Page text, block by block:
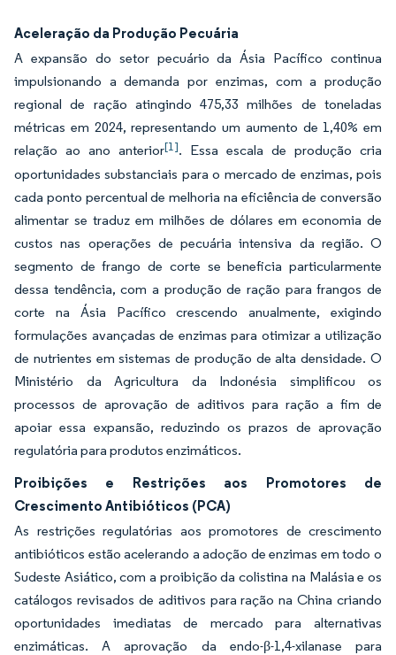
Aceleração da Produção Pecuária
A expansão do setor pecuário da Ásia Pacífico continua
impulsionando a demanda por enzimas, com a produção
regional de ração atingindo 475,33 milhões de toneladas
métricas em 2024, representando um aumento de 1,40% em
relação ao ano anterior[1]. Essa escala de produção cria
oportunidades substanciais para o mercado de enzimas, pois
cada ponto percentual de melhoria na eficiência de conversão
alimentar se traduz em milhões de dólares em economia de
custos nas operações de pecuária intensiva da região. O
segmento de frango de corte se beneficia particularmente
dessa tendência, com a produção de ração para frangos de
corte na Ásia Pacífico crescendo anualmente, exigindo
formulações avançadas de enzimas para otimizar a utilização
de nutrientes em sistemas de produção de alta densidade. O
Ministério da Agricultura da Indonésia simplificou os
processos de aprovação de aditivos para ração a fim de
apoiar essa expansão, reduzindo os prazos de aprovação
regulatória para produtos enzimáticos.
Proibições e Restrições aos Promotores de
Crescimento Antibióticos (PCA)
As restrições regulatórias aos promotores de crescimento
antibióticos estão acelerando a adoção de enzimas em todo o
Sudeste Asiático, com a proibição da colistina na Malásia e os
catálogos revisados de aditivos para ração na China criando
oportunidades imediatas de mercado para alternativas
enzimáticas. A aprovação da endo-β-1,4-xilanase para